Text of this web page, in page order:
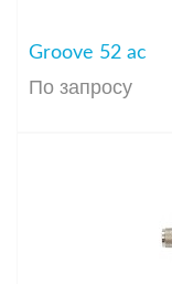
Groove 52 ac
По запросу